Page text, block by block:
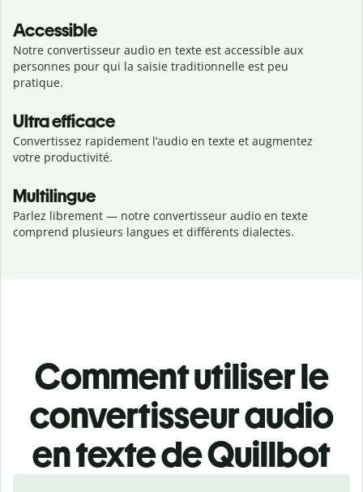
Accessible
Notre convertisseur audio en texte est accessible aux
personnes pour qui la saisie traditionnelle est peu
pratique.
Ultra efficace
Convertissez rapidement l’audio en texte et augmentez
votre productivité.
Multilingue
Parlez librement — notre convertisseur audio en texte
comprend plusieurs langues et différents dialectes.
Comment utiliser le
convertisseur audio
en texte de Quillbot